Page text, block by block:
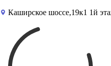
Каширское шоссе,19к1 1й